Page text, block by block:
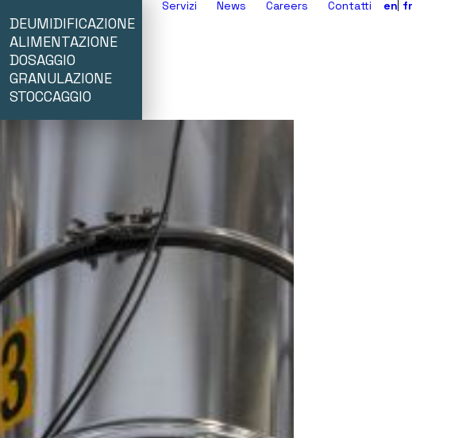
DEUMIDIFICAZIONE
ALIMENTAZIONE
DOSAGGIO
GRANULAZIONE
STOCCAGGIO
Servizi News Careers Contatti en fr